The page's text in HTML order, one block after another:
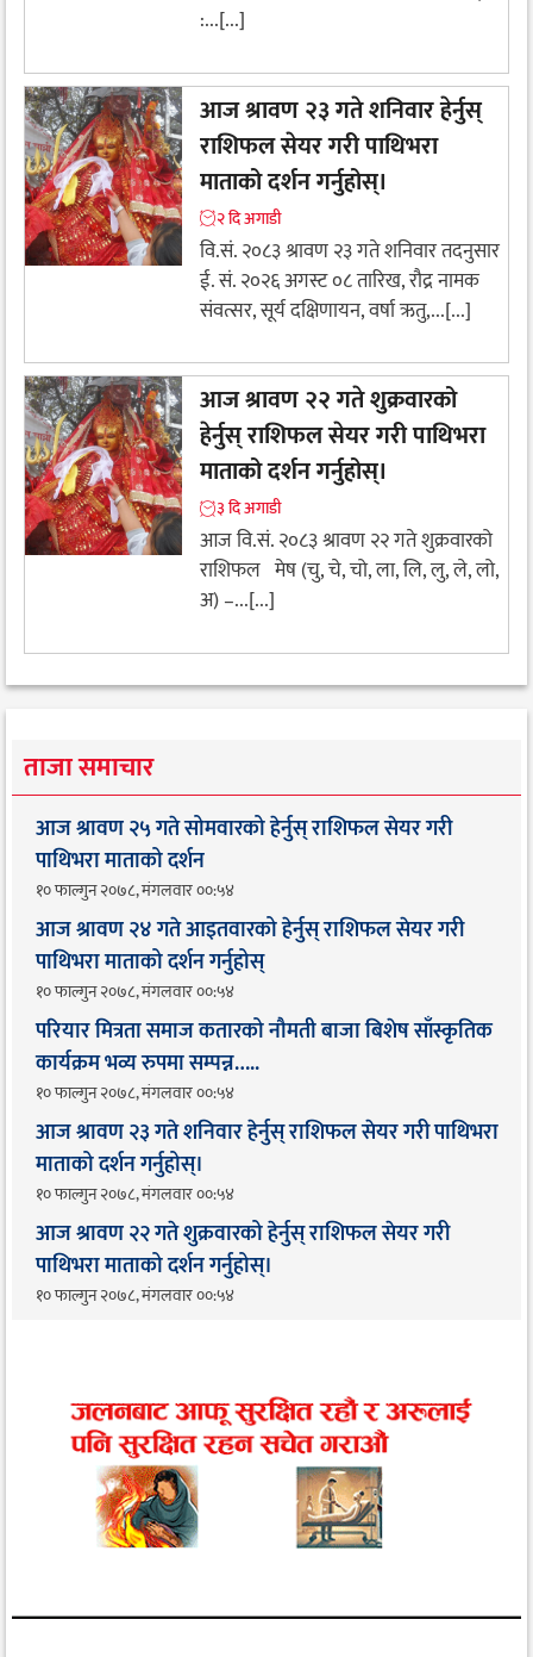
:...[...]
आज श्रावण २३ गते शनिवार हेर्नुस्
राशिफल सेयर गरी पाथिभरा
माताको दर्शन गर्नुहोस्।
२ दि अगाडी
वि.सं. २०८३ श्रावण २३ गते शनिवार तदनुसार
ई. सं. २०२६ अगस्ट ०८ तारिख, रौद्र नामक
संवत्सर, सूर्य दक्षिणायन, वर्षा ऋतु,...[...]
आज श्रावण २२ गते शुक्रवारको
हेर्नुस् राशिफल सेयर गरी पाथिभरा
माताको दर्शन गर्नुहोस्।
३ दि अगाडी
आज वि.सं. २०८३ श्रावण २२ गते शुक्रवारको
राशिफल मेष (चु, चे, चो, ला, लि, लु, ले, लो,
अ) –...[...]
ताजा समाचार
आज श्रावण २५ गते सोमवारको हेर्नुस् राशिफल सेयर गरी
पाथिभरा माताको दर्शन
१० फाल्गुन २०७८, मंगलवार ००:५४
आज श्रावण २४ गते आइतवारको हेर्नुस् राशिफल सेयर गरी
पाथिभरा माताको दर्शन गर्नुहोस्
१० फाल्गुन २०७८, मंगलवार ००:५४
परियार मित्रता समाज कतारको नौमती बाजा बिशेष साँस्कृतिक
कार्यक्रम भव्य रुपमा सम्पन्न…..
१० फाल्गुन २०७८, मंगलवार ००:५४
आज श्रावण २३ गते शनिवार हेर्नुस् राशिफल सेयर गरी पाथिभरा
माताको दर्शन गर्नुहोस्।
१० फाल्गुन २०७८, मंगलवार ००:५४
आज श्रावण २२ गते शुक्रवारको हेर्नुस् राशिफल सेयर गरी
पाथिभरा माताको दर्शन गर्नुहोस्।
१० फाल्गुन २०७८, मंगलवार ००:५४